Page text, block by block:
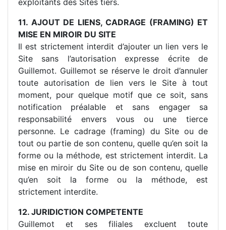
exploitants des Sites tiers.
11. AJOUT DE LIENS, CADRAGE (FRAMING) ET
MISE EN MIROIR DU SITE
Il est strictement interdit d’ajouter un lien vers le
Site sans l’autorisation expresse écrite de
Guillemot. Guillemot se réserve le droit d’annuler
toute autorisation de lien vers le Site à tout
moment, pour quelque motif que ce soit, sans
notification préalable et sans engager sa
responsabilité envers vous ou une tierce
personne. Le cadrage (framing) du Site ou de
tout ou partie de son contenu, quelle qu’en soit la
forme ou la méthode, est strictement interdit. La
mise en miroir du Site ou de son contenu, quelle
qu’en soit la forme ou la méthode, est
strictement interdite.
12. JURIDICTION COMPETENTE
Guillemot et ses filiales excluent toute